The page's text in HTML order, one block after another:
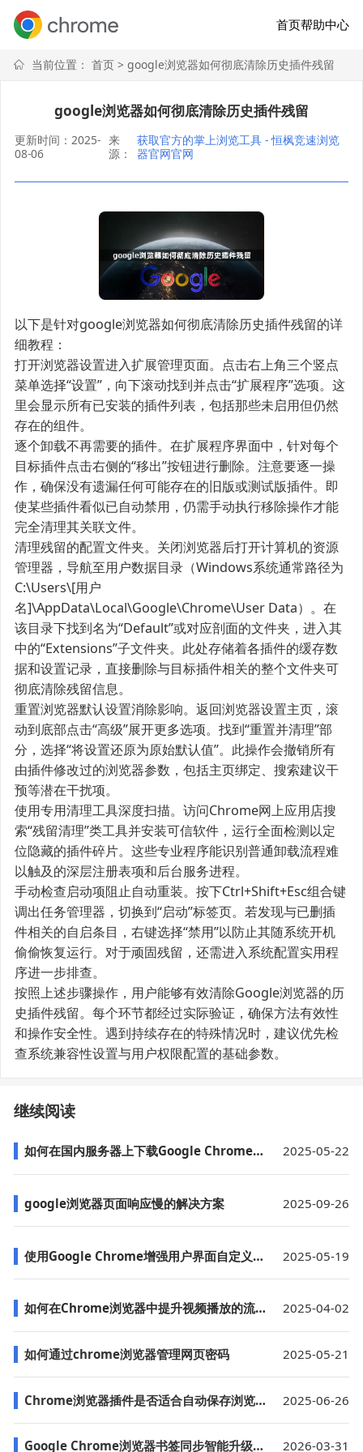
首页帮助中心
当前位置： 首页> google浏览器如何彻底清除历史插件残留
google浏览器如何彻底清除历史插件残留
更新时间：2025-
08-06
来
源：
获取官方的掌上浏览工具 - 恒枫竞速浏览
器官网官网
以下是针对google浏览器如何彻底清除历史插件残留的详
细教程：
打开浏览器设置进入扩展管理页面。点击右上角三个竖点
菜单选择“设置”，向下滚动找到并点击“扩展程序”选项。这
里会显示所有已安装的插件列表，包括那些未启用但仍然
存在的组件。
逐个卸载不再需要的插件。在扩展程序界面中，针对每个
目标插件点击右侧的“移出”按钮进行删除。注意要逐一操
作，确保没有遗漏任何可能存在的旧版或测试版插件。即
使某些插件看似已自动禁用，仍需手动执行移除操作才能
完全清理其关联文件。
清理残留的配置文件夹。关闭浏览器后打开计算机的资源
管理器，导航至用户数据目录（Windows系统通常路径为
C:\Users\[用户
名]\AppData\Local\Google\Chrome\User Data）。在
该目录下找到名为“Default”或对应剖面的文件夹，进入其
中的“Extensions”子文件夹。此处存储着各插件的缓存数
据和设置记录，直接删除与目标插件相关的整个文件夹可
彻底清除残留信息。
重置浏览器默认设置消除影响。返回浏览器设置主页，滚
动到底部点击“高级”展开更多选项。找到“重置并清理”部
分，选择“将设置还原为原始默认值”。此操作会撤销所有
由插件修改过的浏览器参数，包括主页绑定、搜索建议干
预等潜在干扰项。
使用专用清理工具深度扫描。访问Chrome网上应用店搜
索“残留清理”类工具并安装可信软件，运行全面检测以定
位隐藏的插件碎片。这些专业程序能识别普通卸载流程难
以触及的深层注册表项和后台服务进程。
手动检查启动项阻止自动重装。按下Ctrl+Shift+Esc组合键
调出任务管理器，切换到“启动”标签页。若发现与已删插
件相关的自启条目，右键选择“禁用”以防止其随系统开机
偷偷恢复运行。对于顽固残留，还需进入系统配置实用程
序进一步排查。
按照上述步骤操作，用户能够有效清除Google浏览器的历
史插件残留。每个环节都经过实际验证，确保方法有效性
和操作安全性。遇到持续存在的特殊情况时，建议优先检
查系统兼容性设置与用户权限配置的基础参数。
继续阅读
如何在国内服务器上下载Google Chrome浏览器 2025-05-22
google浏览器页面响应慢的解决方案 2025-09-26
使用Google Chrome增强用户界面自定义功能 2025-05-19
如何在Chrome浏览器中提升视频播放的流畅度 2025-04-02
如何通过chrome浏览器管理网页密码 2025-05-21
Chrome浏览器插件是否适合自动保存浏览历史 2025-06-26
Google Chrome浏览器书签同步智能升级方法 2026-03-31